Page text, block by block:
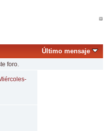
Último mensaje
foro.